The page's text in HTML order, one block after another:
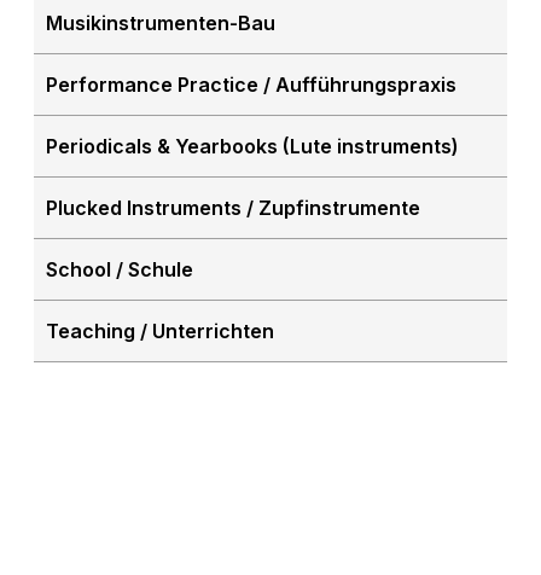
Musikinstrumenten-Bau
Performance Practice / Aufführungspraxis
Periodicals & Yearbooks (Lute instruments)
Plucked Instruments / Zupfinstrumente
School / Schule
Teaching / Unterrichten